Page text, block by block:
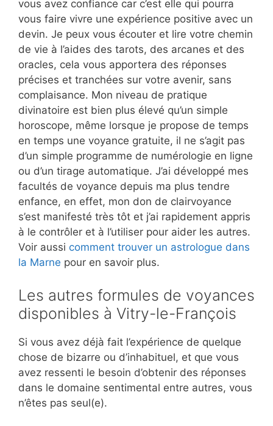
vous avez confiance car c’est elle qui pourra
vous faire vivre une expérience positive avec un
devin. Je peux vous écouter et lire votre chemin
de vie à l’aides des tarots, des arcanes et des
oracles, cela vous apportera des réponses
précises et tranchées sur votre avenir, sans
complaisance. Mon niveau de pratique
divinatoire est bien plus élevé qu’un simple
horoscope, même lorsque je propose de temps
en temps une voyance gratuite, il ne s’agit pas
d’un simple programme de numérologie en ligne
ou d’un tirage automatique. J’ai développé mes
facultés de voyance depuis ma plus tendre
enfance, en effet, mon don de clairvoyance
s’est manifesté très tôt et j’ai rapidement appris
à le contrôler et à l’utiliser pour aider les autres.
Voir aussi comment trouver un astrologue dans
la Marne pour en savoir plus.
Les autres formules de voyances
disponibles à Vitry-le-François
Si vous avez déjà fait l’expérience de quelque
chose de bizarre ou d’inhabituel, et que vous
avez ressenti le besoin d’obtenir des réponses
dans le domaine sentimental entre autres, vous
n’êtes pas seul(e).